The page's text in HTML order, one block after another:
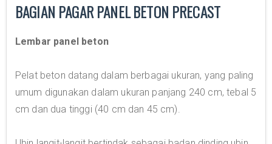
BAGIAN PAGAR PANEL BETON PRECAST
Lembar panel beton
Pelat beton datang dalam berbagai ukuran, yang paling
umum digunakan dalam ukuran panjang 240 cm, tebal 5
cm dan dua tinggi (40 cm dan 45 cm).